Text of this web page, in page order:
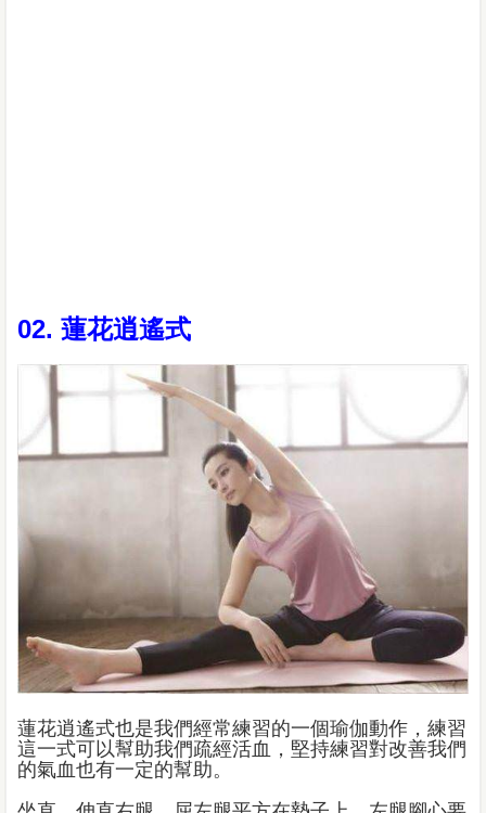
02. 蓮花逍遙式
蓮花逍遙式也是我們經常練習的一個瑜伽動作，練習
這一式可以幫助我們疏經活血，堅持練習對改善我們
的氣血也有一定的幫助。